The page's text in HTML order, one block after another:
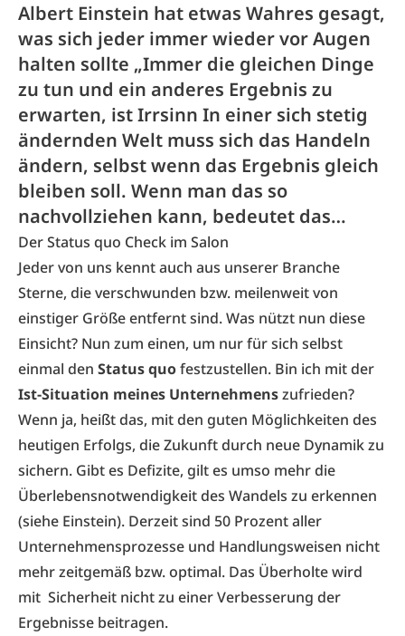
Albert Einstein hat etwas Wahres gesagt,
was sich jeder immer wieder vor Augen
halten sollte „Immer die gleichen Dinge
zu tun und ein anderes Ergebnis zu
erwarten, ist Irrsinn In einer sich stetig
ändernden Welt muss sich das Handeln
ändern, selbst wenn das Ergebnis gleich
bleiben soll. Wenn man das so
nachvollziehen kann, bedeutet das…
Der Status quo Check im Salon
Jeder von uns kennt auch aus unserer Branche
Sterne, die verschwunden bzw. meilenweit von
einstiger Größe entfernt sind. Was nützt nun diese
Einsicht? Nun zum einen, um nur für sich selbst
einmal den Status quofestzustellen. Bin ich mit der
Ist-Situation meines Unternehmenszufrieden?
Wenn ja, heißt das, mit den guten Möglichkeiten des
heutigen Erfolgs, die Zukunft durch neue Dynamik zu
sichern. Gibt es Defizite, gilt es umso mehr die
Überlebensnotwendigkeit des Wandels zu erkennen
(siehe Einstein). Derzeit sind 50 Prozent aller
Unternehmensprozesse und Handlungsweisen nicht
mehr zeitgemäß bzw. optimal. Das Überholte wird
mit Sicherheit nicht zu einer Verbesserung der
Ergebnisse beitragen.